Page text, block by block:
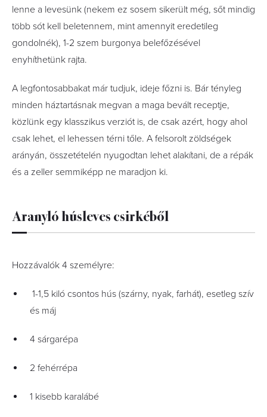
lenne a levesünk (nekem ez sosem sikerült még, sőt mindig
több sót kell beletennem, mint amennyit eredetileg
gondolnék), 1-2 szem burgonya belefőzésével
enyhíthetünk rajta.
A legfontosabbakat már tudjuk, ideje főzni is. Bár tényleg
minden háztartásnak megvan a maga bevált receptje,
közlünk egy klasszikus verziót is, de csak azért, hogy ahol
csak lehet, el lehessen térni tőle. A felsorolt zöldségek
arányán, összetételén nyugodtan lehet alakítani, de a répák
és a zeller semmiképp ne maradjon ki.
Aranyló húsleves csirkéből
Hozzávalók 4 személyre:
1-1,5 kiló csontos hús (szárny, nyak, farhát), esetleg szív
és máj
4 sárgarépa
2 fehérrépa
1 kisebb karalábé